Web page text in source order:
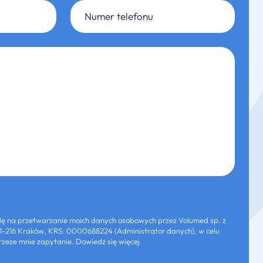
na przetwarzanie moich danych osobowych przez Volumed sp. z
216 Kraków, KRS: 0000688224 (Administrator danych), w celu
mnie zapytanie. Dowiedz się więcej